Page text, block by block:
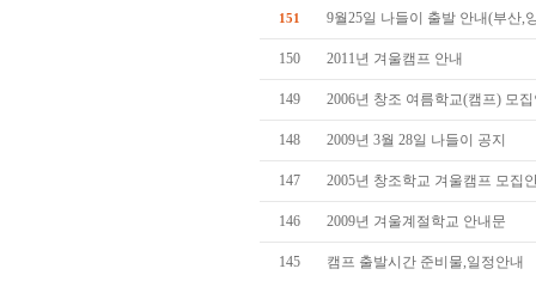
151 9월25일 나들이 출발 안내(부산,
150 2011년 겨울캠프 안내
149 2006년 창조 여름학교(캠프) 모
148 2009년 3월 28일 나들이 공지
147 2005년 창조학교 겨울캠프 모집
146 2009년 겨울계절학교 안내문
145 캠프 출발시간 준비물,일정안내